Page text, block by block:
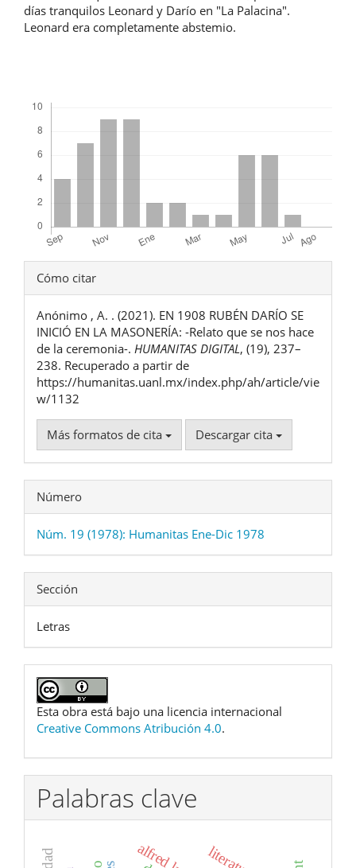
días tranquilos Leonard y Darío en "La Palacina".
Leonard era completamente abstemio.
Detalles
del
artículo
Cómo citar
Anónimo , A. . (2021). EN 1908 RUBÉN DARÍO SE
INICIÓ EN LA MASONERÍA: -Relato que se nos hace
de la ceremonia-. HUMANITAS DIGITAL, (19), 237–
238. Recuperado a partir de
https://humanitas.uanl.mx/index.php/ah/article/vie
w/1132
Más formatos de cita Descargar cita
Número
Núm. 19 (1978): Humanitas Ene-Dic 1978
Sección
Letras
Esta obra está bajo una licencia internacional
Creative Commons Atribución 4.0.
Palabras clave